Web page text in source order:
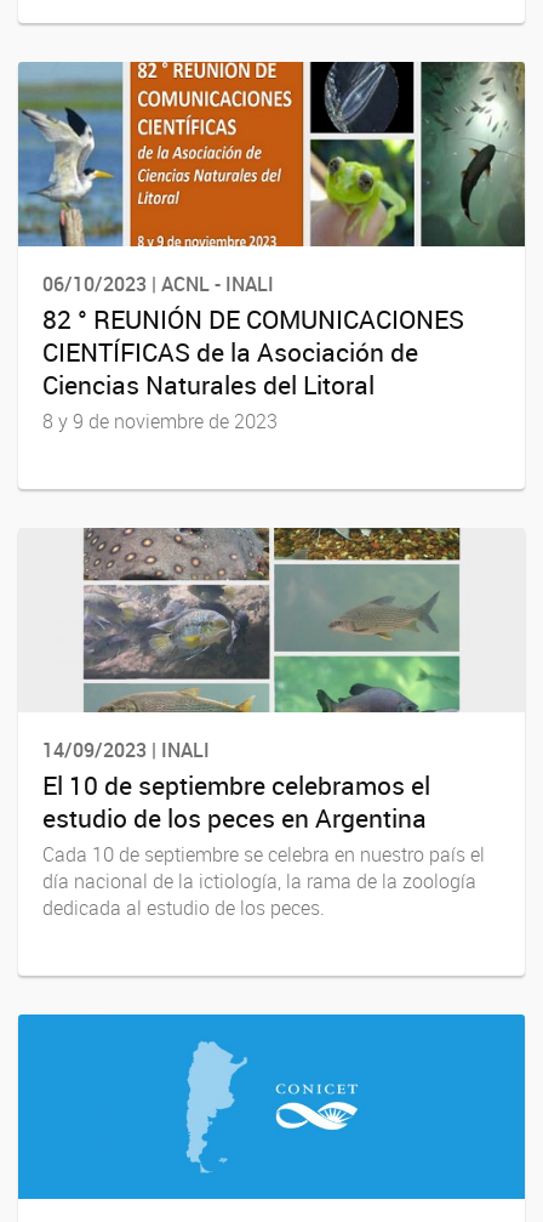
06/10/2023 | ACNL - INALI
82 ° REUNIÓN DE COMUNICACIONES
CIENTÍFICAS de la Asociación de
Ciencias Naturales del Litoral
8 y 9 de noviembre de 2023
14/09/2023 | INALI
El 10 de septiembre celebramos el
estudio de los peces en Argentina
Cada 10 de septiembre se celebra en nuestro país el
día nacional de la ictiología, la rama de la zoología
dedicada al estudio de los peces.